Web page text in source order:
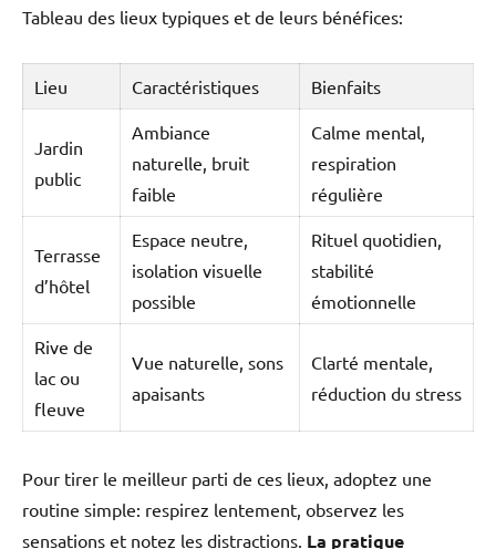
Tableau des lieux typiques et de leurs bénéfices:
Lieu Caractéristiques Bienfaits
Jardin
public
Ambiance
naturelle, bruit
faible
Calme mental,
respiration
régulière
Terrasse
d’hôtel
Espace neutre,
isolation visuelle
possible
Rituel quotidien,
stabilité
émotionnelle
Rive de
lac ou
fleuve
Vue naturelle, sons
apaisants
Clarté mentale,
réduction du stress
Pour tirer le meilleur parti de ces lieux, adoptez une
routine simple: respirez lentement, observez les
sensations et notez les distractions. La pratique